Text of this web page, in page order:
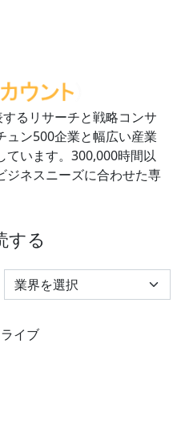
るリサーチと戦略コンサ
ュン500企業と幅広い産業
ています。300,000時間以
ジネスニーズに合わせた専
する
Select Industry
イブ